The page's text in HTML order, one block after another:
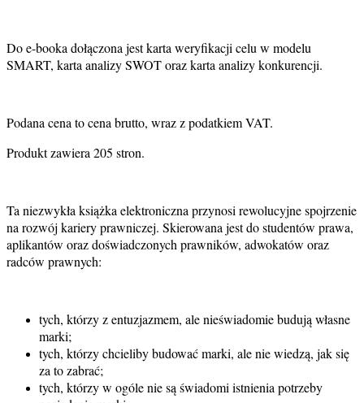
Do e-booka dołączona jest karta weryfikacji celu w modelu
SMART, karta analizy SWOT oraz karta analizy konkurencji.
Podana cena to cena brutto, wraz z podatkiem VAT.
Produkt zawiera 205 stron.
Ta niezwykła książka elektroniczna przynosi rewolucyjne spojrzenie
na rozwój kariery prawniczej. Skierowana jest do studentów prawa,
aplikantów oraz doświadczonych prawników, adwokatów oraz
radców prawnych:
tych, którzy z entuzjazmem, ale nieświadomie budują własne
marki;
tych, którzy chcieliby budować marki, ale nie wiedzą, jak się
za to zabrać;
tych, którzy w ogóle nie są świadomi istnienia potrzeby